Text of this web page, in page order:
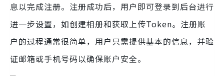
息以完成注册。注册成功后，用户即可登录到后台进行
进一步设置，如创建相册和获取上传Token。注册账
户的过程通常很简单，用户只需提供基本的信息，并验
证邮箱或手机号码以确保账户安全。